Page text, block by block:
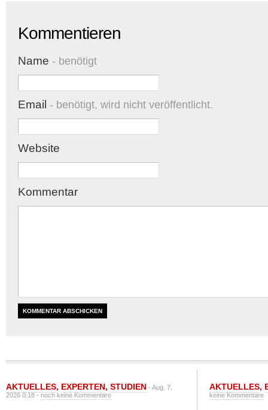
Kommentieren
Name - benötigt
Email - benötigt, wird nicht veröffentlicht.
Website
Kommentar
AKTUELLES, EXPERTEN, STUDIEN - Aug. 7,
2026 0:18 -noch keine Kommentare
AKTUELLES,
keine Kommentare